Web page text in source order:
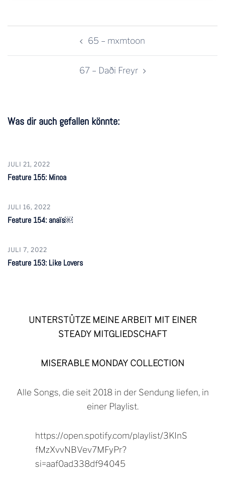
65 – mxmtoon
67 – Daði Freyr
Was dir auch gefallen könnte:
JULI 21, 2022
Feature 155: Minoa
JULI 16, 2022
Feature 154: anaïs￼
JULI 7, 2022
Feature 153: Like Lovers
UNTERSTÜTZE MEINE ARBEIT MIT EINER
STEADY MITGLIEDSCHAFT
MISERABLE MONDAY COLLECTION
Alle Songs, die seit 2018 in der Sendung liefen, in
einer Playlist.
https://open.spotify.com/playlist/3KInS
fMzXvvNBVev7MFyPr?
si=aaf0ad338df94045